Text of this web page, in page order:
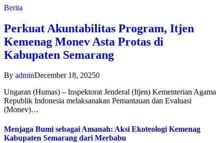
Berita
Perkuat Akuntabilitas Program, Itjen
Kemenag Monev Asta Protas di
Kabupaten Semarang
By adminDecember 18, 20250
Ungaran (Humas) – Inspektorat Jenderal (Itjen) Kementerian Agama
Republik Indonesia melaksanakan Pemantauan dan Evaluasi
(Monev)…
Menjaga Bumi sebagai Amanah: Aksi Ekoteologi Kemenag
Kabupaten Semarang dari Merbabu